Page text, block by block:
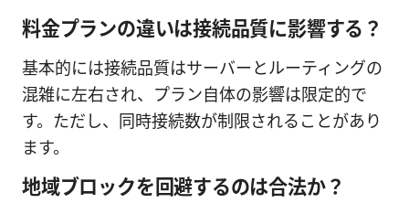
料金プランの違いは接続品質に影響する？
基本的には接続品質はサーバーとルーティングの
混雑に左右され、プラン自体の影響は限定的で
す。ただし、同時接続数が制限されることがあり
ます。
地域ブロックを回避するのは合法か？